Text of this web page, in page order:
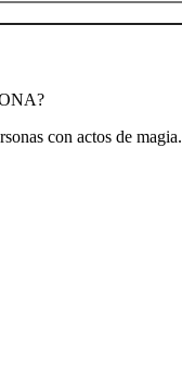
con actos de magia.